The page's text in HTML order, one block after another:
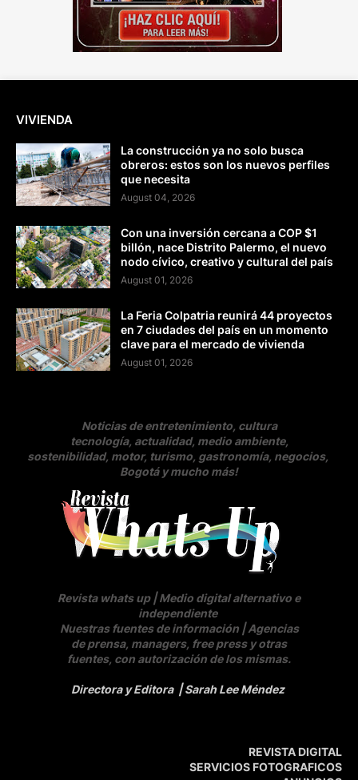
VIVIENDA
La construcción ya no solo busca
obreros: estos son los nuevos perfiles
que necesita
August 04, 2026
Con una inversión cercana a COP $1
billón, nace Distrito Palermo, el nuevo
nodo cívico, creativo y cultural del país
August 01, 2026
La Feria Colpatria reunirá 44 proyectos
en 7 ciudades del país en un momento
clave para el mercado de vivienda
August 01, 2026
Noticias de entretenimiento, cultura
tecnología, actualidad, medio ambiente,
sostenibilidad, motor, turismo, gastronomía, negocios,
Bogotá y mucho más!
Revista whats up | Medio digital alternativo e
independiente
Nuestras fuentes de información | Agencias
de prensa, managers, free press y otras
fuentes, con autorización de los mismas.
Directora y Editora| Sarah Lee Méndez
REVISTA DIGITAL
SERVICIOS FOTOGRAFICOS